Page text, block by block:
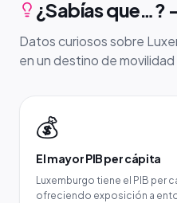
¿Sabías que…?
Datos curiosos sobre
en un destino de movilidad
💰
El mayor PIB per cápita
Luxemburgo tiene el PIB per
ofreciendo exposición a